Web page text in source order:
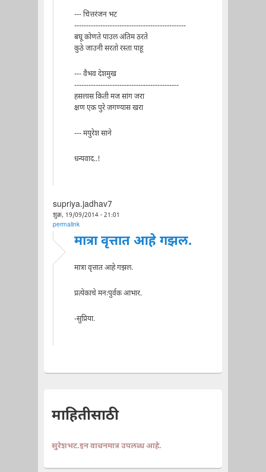
--- चित्तरंजन भट
-----------------------------------------------
बघू कोणते पाउल अंतिम ठरते
कुठे जाउनी सरतो रस्ता पाहू
--- वैभव देशमुख
--------------------------------------------
हसलास किती मज सांग जरा
क्षण एक पुरे जगण्यास खरा
--- मयुरेश साने
धन्यवाद..!
supriya.jadhav7
शुक्र, 19/09/2014 - 21:01
permalink
मात्रा वृत्तात आहे गझल.
मात्रा वृत्तात आहे गझल.
प्रत्येकाचे मनःपुर्वक आभार.
-सुप्रिया.
माहितीसाठी
सुरेशभट.इन वाचनमात्र उपलब्ध आहे.